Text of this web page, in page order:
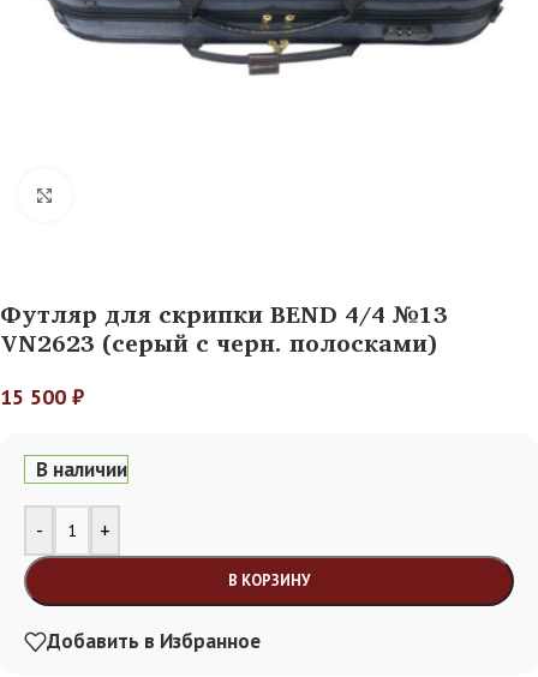
Футляр для скрипки BEND 4/4 №13
VN2623 (серый с черн. полосками)
15 500 ₽
В наличии
- +
В КОРЗИНУ
Alternative:
Добавить в Избранное